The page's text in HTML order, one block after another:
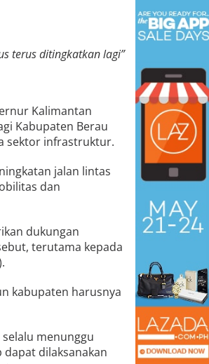
terus ditingkatkan lagi”
Kalimantan
Kabupaten Berau
sektor infrastruktur.
jalan lintas
dan
dukungan
terutama kepada
kabupaten harusnya
menunggu
dilaksanakan